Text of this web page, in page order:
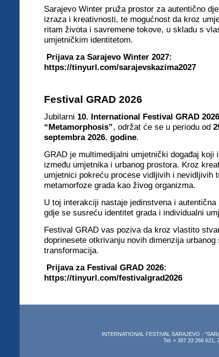
Sarajevo Winter pruža prostor za autentično
izraza i kreativnosti, te mogućnost da kroz
ritam života i savremene tokove, u skladu s
umjetničkim identitetom.
Prijava za Sarajevo Winter 2027:
https://tinyurl.com/sarajevskazima2027
Festival GRAD 2026
Jubilarni 10. International Festival GRAD 2026
“Metamorphosis”, održat će se u periodu od
septembra 2026. godine.
GRAD je multimedijalni umjetnički događaj koji
između umjetnika i urbanog prostora. Kroz
umjetnici pokreću procese vidljivih i nevidljivih
metamorfoze grada kao živog organizma.
U toj interakciji nastaje jedinstvena i
gdje se susreću identitet grada i individualni
Festival GRAD vas poziva da kroz vlastito
doprinesete otkrivanju novih dimenzija
transformacija.
Prijava za Festival GRAD 2026:
https://tinyurl.com/festivalgrad2026
INTERNATIONAL FESTIVAL SARAJEVO -
Tel: + 387 33 266 621,